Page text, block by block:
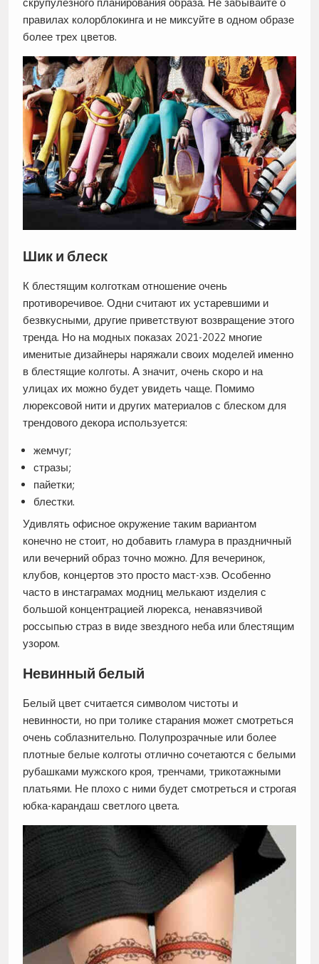
правилах колорблокинга и не миксуйте в одном образе
более трех цветов.
Шик и блеск
К блестящим колготкам отношение очень
противоречивое. Одни считают их устаревшими и
безвкусными, другие приветствуют возвращение этого
тренда. Но на модных показах 2021-2022 многие
именитые дизайнеры наряжали своих моделей именно
в блестящие колготы. А значит, очень скоро и на
улицах их можно будет увидеть чаще. Помимо
люрексовой нити и других материалов с блеском для
трендового декора используется:
жемчуг;
стразы;
пайетки;
блестки.
Удивлять офисное окружение таким вариантом
конечно не стоит, но добавить гламура в праздничный
или вечерний образ точно можно. Для вечеринок,
клубов, концертов это просто маст-хэв. Особенно
часто в инстаграмах модниц мелькают изделия с
большой концентрацией люрекса, ненавязчивой
россыпью страз в виде звездного неба или блестящим
узором.
Невинный белый
Белый цвет считается символом чистоты и
невинности, но при толике старания может смотреться
очень соблазнительно. Полупрозрачные или более
плотные белые колготы отлично сочетаются с белыми
рубашками мужского кроя, тренчами, трикотажными
платьями. Не плохо с ними будет смотреться и строгая
юбка-карандаш светлого цвета.